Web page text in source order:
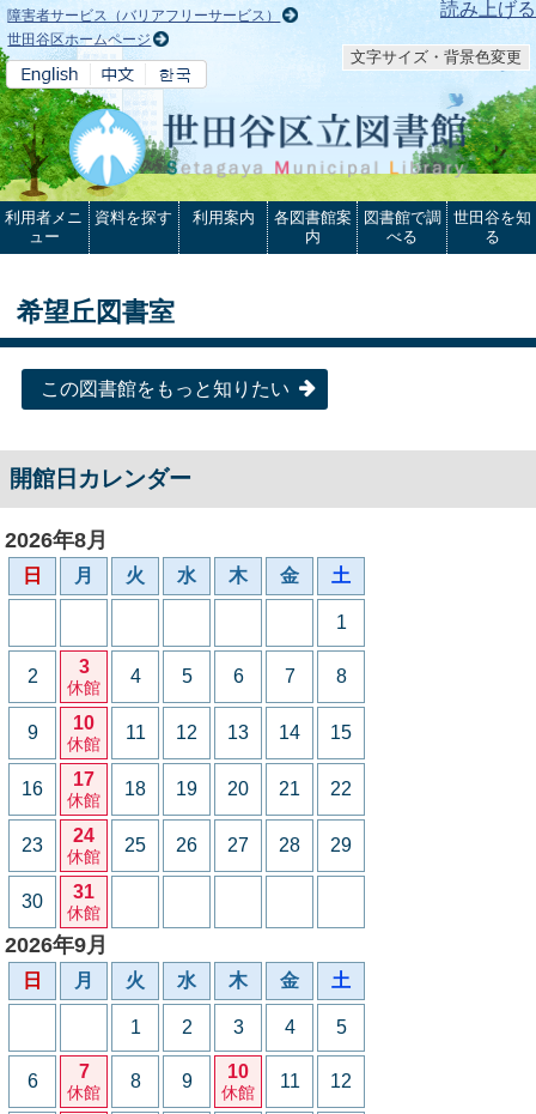
本文へ 読み上げる
障害者サービス（バリアフリーサービス）
世田谷区ホームページ
文字サイズ・背景色変更
利用者メニ
ュー
資料を探す 利用案内
各図書館案
内
図書館で調
べる
世田谷を知
る
希望丘図書室
この図書館をもっと知りたい
開館日カレンダー
2026年8月
日 月 火 水 木 金 土
1
2 3
休館
4 5 6 7 8
9 10
休館
11 12 13 14 15
16 17
休館
18 19 20 21 22
23 24
休館
25 26 27 28 29
30 31
休館
2026年9月
日 月 火 水 木 金 土
1 2 3 4 5
6 7
休館
8 9 10
休館
11 12